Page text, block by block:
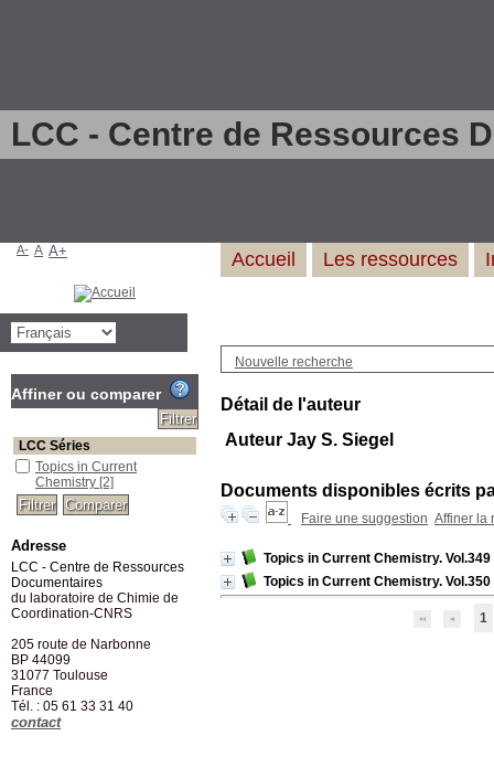
LCC - Centre de Ressources
Nouvelle recherche
Détail de l'auteur
Auteur Jay S. Siegel
Documents disponibles écrits
Faire une suggestion Affiner la
Topics in Current Chemistry.
Topics in Current Chemistry.
1
Accueil Les ressources
A- A A+
Affiner ou comparer
LCC Séries
Topics in Current
Chemistry [2]
Adresse
LCC - Centre de Ressources
Documentaires
du laboratoire de Chimie de
Coordination-CNRS
205 route de Narbonne
BP 44099
31077 Toulouse
France
Tél. : 05 61 33 31 40
contact